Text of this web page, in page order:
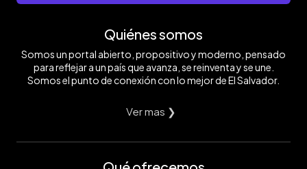
Quiénes somos
Somos un portal abierto, propositivo y moderno, pensado
para reflejar a un país que avanza, se reinventa y se une.
Somos el punto de conexión con lo mejor de El Salvador.
Ver mas ❯